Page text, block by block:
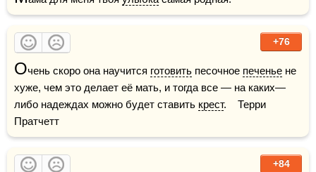
+76
Очень скоро она научится готовить песочное печенье не
хуже, чем это делает её мать, и тогда все — на каких—
либо надеждах можно будет ставить крест.    Терри
Пратчетт
+84